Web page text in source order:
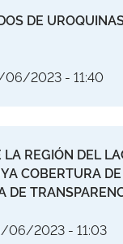
DE
06/2023 - 11:40
LA REGIÓN DEL
COBERTURA
DE
06/2023 - 11:03